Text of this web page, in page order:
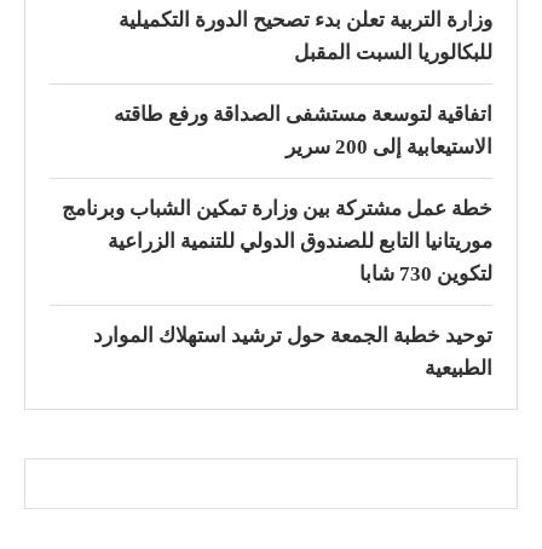
وزارة التربية تعلن بدء تصحيح الدورة التكميلية
للبكالوريا السبت المقبل
اتفاقية لتوسعة مستشفى الصداقة ورفع طاقته
الاستيعابية إلى 200 سرير
خطة عمل مشتركة بين وزارة تمكين الشباب وبرنامج
موريتانيا التابع للصندوق الدولي للتنمية الزراعية
لتكوين 730 شابا
توحيد خطبة الجمعة حول ترشيد استهلاك الموارد
الطبيعية